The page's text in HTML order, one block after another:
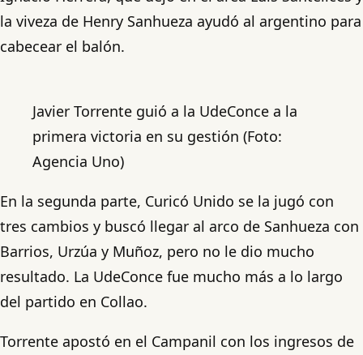
la viveza de Henry Sanhueza ayudó al argentino para
cabecear el balón.
Javier Torrente guió a la UdeConce a la
primera victoria en su gestión (Foto:
Agencia Uno)
En la segunda parte, Curicó Unido se la jugó con
tres cambios y buscó llegar al arco de Sanhueza con
Barrios, Urzúa y Muñoz, pero no le dio mucho
resultado. La UdeConce fue mucho más a lo largo
del partido en Collao.
Torrente apostó en el Campanil con los ingresos de